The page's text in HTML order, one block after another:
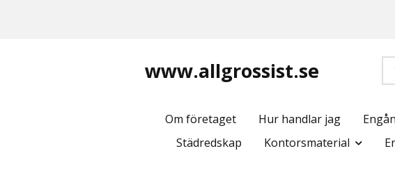
www.allgrossist.se
Om företaget Hur handlar jag
Städredskap
Kontorsmaterial